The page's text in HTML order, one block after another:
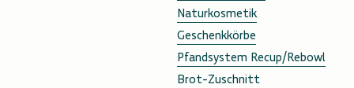
Naturkosmetik
Geschenkkörbe
Pfandsystem Recup/Rebowl
Brot-Zuschnitt